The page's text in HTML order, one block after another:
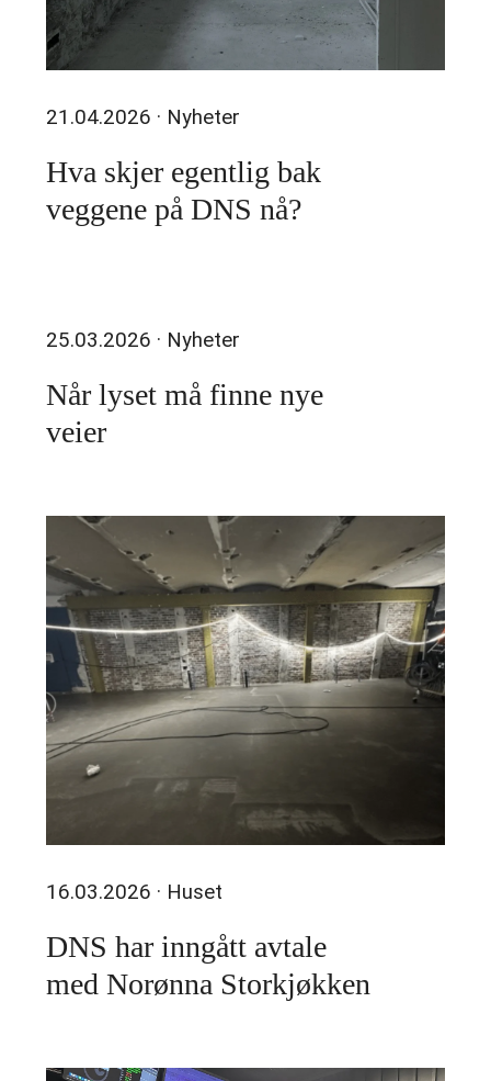
21.04.2026 · Nyheter
Hva skjer egentlig bak
veggene på DNS nå?
25.03.2026 · Nyheter
Når lyset må finne nye
veier
16.03.2026 · Huset
DNS har inngått avtale
med Norønna Storkjøkken